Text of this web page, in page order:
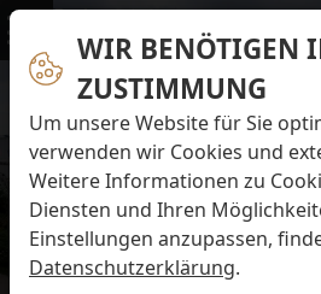
WIR BENÖTIGEN
ZUSTIMMUNG
Um unsere Website für Sie
verwenden wir Cookies und
Weitere Informationen zu
Diensten und Ihren
Einstellungen anzupassen,
Datenschutzerklärung.
Menü
Navigation überspringen
Preise & Infos
Öffnungs- und
Eintrittspreise
Aktuelles
Alle Meldungen
Eisbären-Nachwuchs Anna &
Eisbären-Nachwuchs Lale &
FAQ zum Tod des
Newsletter
Bildungsletter
Barrierefreier Zoo